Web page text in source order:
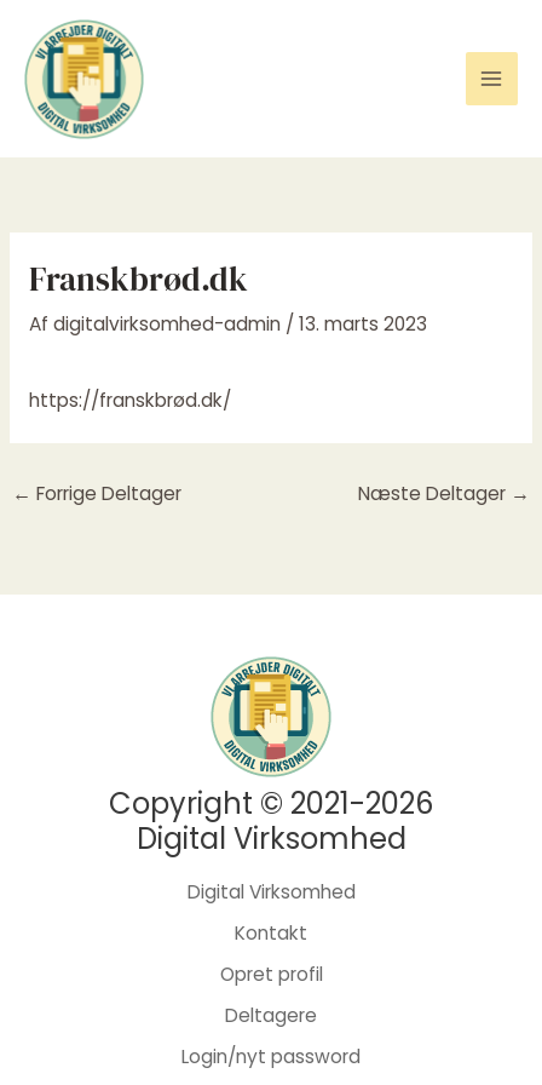
indholdet
Franskbrød.dk
Af digitalvirksomhed-admin / 13. marts 2023
https://franskbrød.dk/
← Forrige Deltager Næste Deltager →
Copyright © 2021-2026
Digital Virksomhed
Digital Virksomhed
Kontakt
Opret profil
Deltagere
Login/nyt password